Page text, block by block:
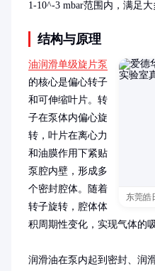
1-10^-3 mbar范围内，满足大
结构与原理
东莞皓
油润滑单级旋片泵
的核心是偏心转子
和可伸缩叶片。转
子在泵体内偏心旋
转，叶片在离心力
和油膜作用下紧贴
泵腔内壁，形成多
个密封腔体。随着
转子旋转，腔体体
积周期性变化，实现气体的
润滑油在泵内起到密封、润